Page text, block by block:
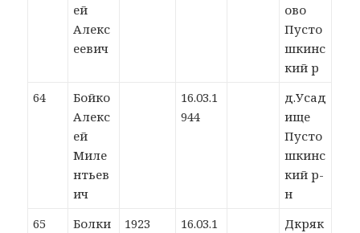
ей
Алекс
еевич
ово
Пусто
шкинс
кий р
64
Бойко
Алекс
ей
Миле
нтьев
ич
16.03.1
944
д.Усад
ище
Пусто
шкинс
кий р-
н
65
Болки
1923
16.03.1
Дкряк